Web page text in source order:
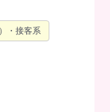
・接客系